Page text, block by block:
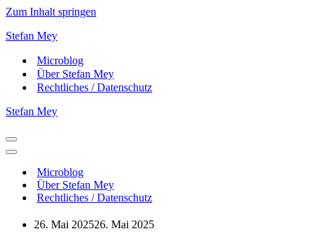
Zum Inhalt springen
Stefan Mey
Microblog
Über Stefan Mey
Rechtliches / Datenschutz
Stefan Mey
Navigationsmenü
Navigationsmenü
Microblog
Über Stefan Mey
Rechtliches / Datenschutz
26. Mai 202526. Mai 2025